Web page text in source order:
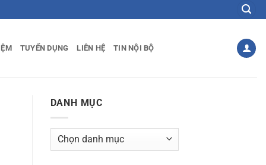
TUYỂN DỤNG LIÊN HỆ TIN NỘI BỘ
DANH MỤC
Danh
mục